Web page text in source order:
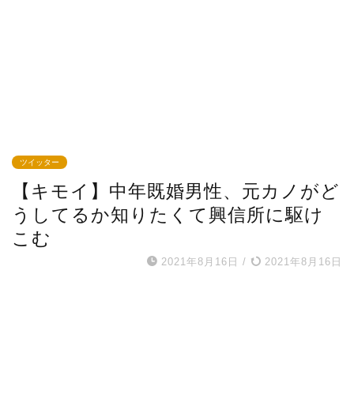
ツイッター
【キモイ】中年既婚男性、元カノがど
うしてるか知りたくて興信所に駆け
こむ
2021年8月16日 / 2021年8月16日